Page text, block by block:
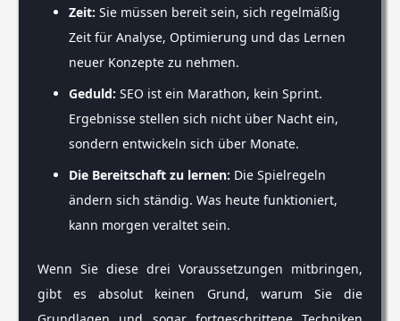
Zeit: Sie müssen bereit sein, sich regelmäßig
Zeit für Analyse, Optimierung und das Lernen
neuer Konzepte zu nehmen.
Geduld: SEO ist ein Marathon, kein Sprint.
Ergebnisse stellen sich nicht über Nacht ein,
sondern entwickeln sich über Monate.
Die Bereitschaft zu lernen: Die Spielregeln
ändern sich ständig. Was heute funktioniert,
kann morgen veraltet sein.
Wenn Sie diese drei Voraussetzungen mitbringen,
gibt es absolut keinen Grund, warum Sie die